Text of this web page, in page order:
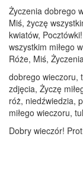
Życzenia dobrego
Miś, życzę
kwiatów,
wszystkim miłego
Róże, Miś,
dobrego wieczoru,
zdjęcia, Życzę
róż, niedźwiedzia,
miłego wieczoru,
Dobry wieczór!